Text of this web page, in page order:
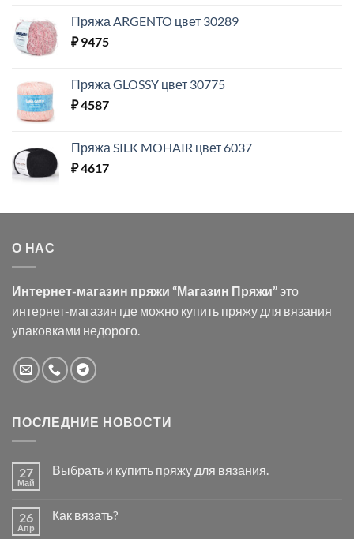
Пряжа ARGENTO цвет 30289
₽9475
Пряжа GLOSSY цвет 30775
₽4587
Пряжа SILK MOHAIR цвет 6037
₽4617
О НАС
Интернет-магазин пряжи “Магазин Пряжи”это
интернет-магазин где можно купить пряжу для вязания
упаковками недорого.
ПОСЛЕДНИЕ НОВОСТИ
27
Май
Выбрать и купить пряжу для вязания.
Выбрать
26
Апр
Как вязать?